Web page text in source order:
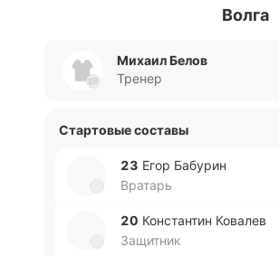
Волга
Михаил Белов
Тренер
Стартовые составы
23 Егор Ба­бу­рин
Вратарь
20 Ко­нста­нтин Ко­ва­лев
Защитник